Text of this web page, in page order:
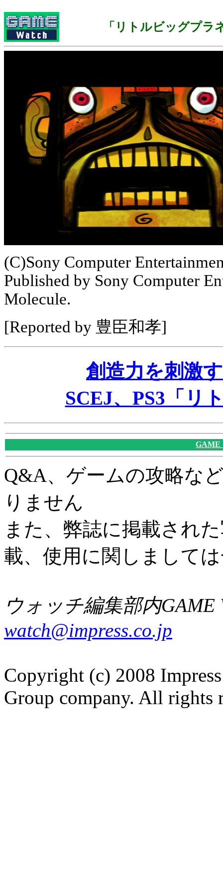
「リトルビッグプラ
(C)Sony Computer
Published by Sony Computer
Molecule.
[Reported by 豊臣和孝]
創造力を刺激
SCEJ、PS3「リ
GAME
Q&A、ゲームの攻略な
りません
また、弊誌に掲載され
載、使用に関しまして
ウォッチ編集部内GAME
watch@impress.co.jp
Copyright (c) 2008
Group company. All rights